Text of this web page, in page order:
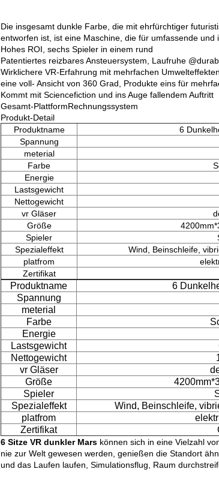
Die insgesamt dunkle Farbe, die mit ehrfürchtiger
entworfen ist, ist eine Maschine, die für umfassende und
Hohes ROI, sechs Spieler in einem rund
Patentiertes reizbares Ansteuersystem, Laufruhe
Wirklichere VR-Erfahrung mit mehrfachen Umwelteffekten
eine voll- Ansicht von 360 Grad, Produkte eins für
Kommt mit Sciencefiction und ins Auge fallendem Auftritt
Gesamt-PlattformRechnungssystem
Produkt-Detail
Produktname
6
Spannung
meterial
Farbe
Energie
Lastsgewicht
Nettogewicht
vr Gläser
Größe
Spieler
Spezialeffekt
Wind, Beinschleife,
platfrom
Zertifikat
Produktname
6
Spannung
meterial
Farbe
Energie
Lastsgewicht
Nettogewicht
vr Gläser
Größe
Spieler
Spezialeffekt
Wind, Beinschleife,
platfrom
Zertifikat
6 Sitze VR dunkler Mars können sich in eine Vielzahl
nie zur Welt gewesen werden, genießen die Standort
und das Laufen laufen, Simulationsflug, Raum